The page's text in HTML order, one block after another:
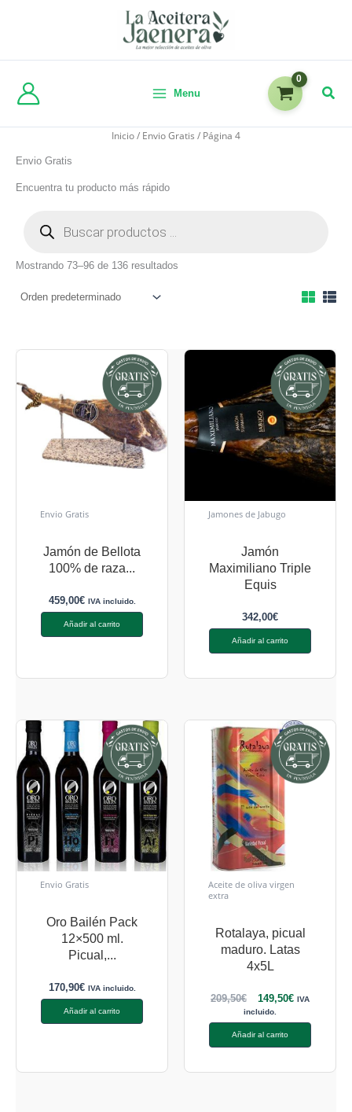
Menu
Inicio/ Envio Gratis / Página 4
Envio Gratis
Encuentra tu producto más rápido
Mostrando 73–96 de 136 resultados
Envio Gratis
Jamón de Bellota
100% de raza...
459,00€ IVA incluido.
Añadir al carrito
Jamones de Jabugo
Jamón
Maximiliano Triple
Equis
342,00€
Añadir al carrito
Envio Gratis
Oro Bailén Pack
12×500 ml.
Picual,...
170,90€ IVA incluido.
Añadir al carrito
Aceite de oliva virgen
extra
Rotalaya, picual
maduro. Latas
4x5L
209,50€ 149,50€ IVA
incluido.
Añadir al carrito